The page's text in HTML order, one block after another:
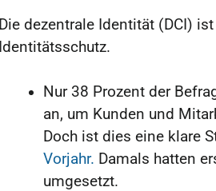
Die dezentrale Identität (DCI)
Identitätsschutz.
Nur 38 Prozent der
an, um Kunden und
Doch ist dies eine klare
Vorjahr. Damals hatten
umgesetzt.